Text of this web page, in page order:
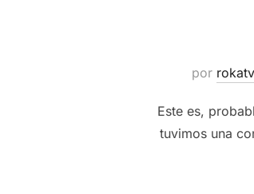
por
Este es,
tuvimos una